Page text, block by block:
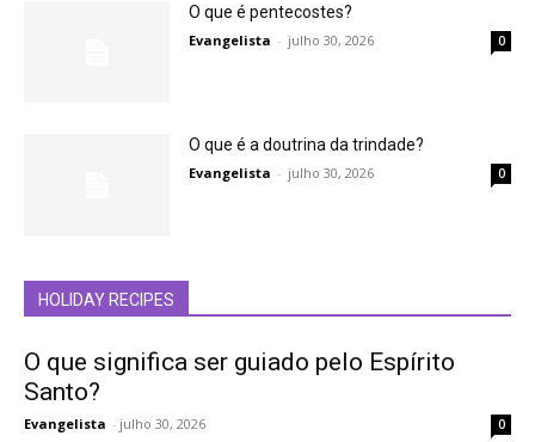
O que é pentecostes?
Evangelista - julho 30, 2026 0
O que é a doutrina da trindade?
Evangelista - julho 30, 2026 0
HOLIDAY RECIPES
O que significa ser guiado pelo Espírito
Santo?
Evangelista - julho 30, 2026 0